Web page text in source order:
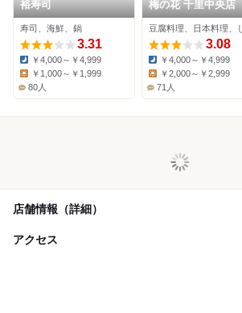
裕寿司
寿司、海鮮、鍋
3.31
Dinner:
￥4,000～￥4,999
Lunch:
￥1,000～￥1,999
80人
梅の花 千里中央店
3.08
Dinner:
￥4,000～￥4,999
Lunch:
￥2,000～￥2,999
71人
店舗情報（詳細）
アクセス